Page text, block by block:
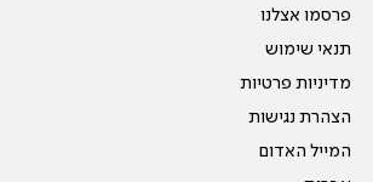
פרסמו אצלנו
תנאי שימוש
מדיניות פרטיות
הצהרת נגישות
המייל האדום